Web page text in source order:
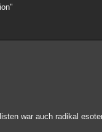
war auch radikal